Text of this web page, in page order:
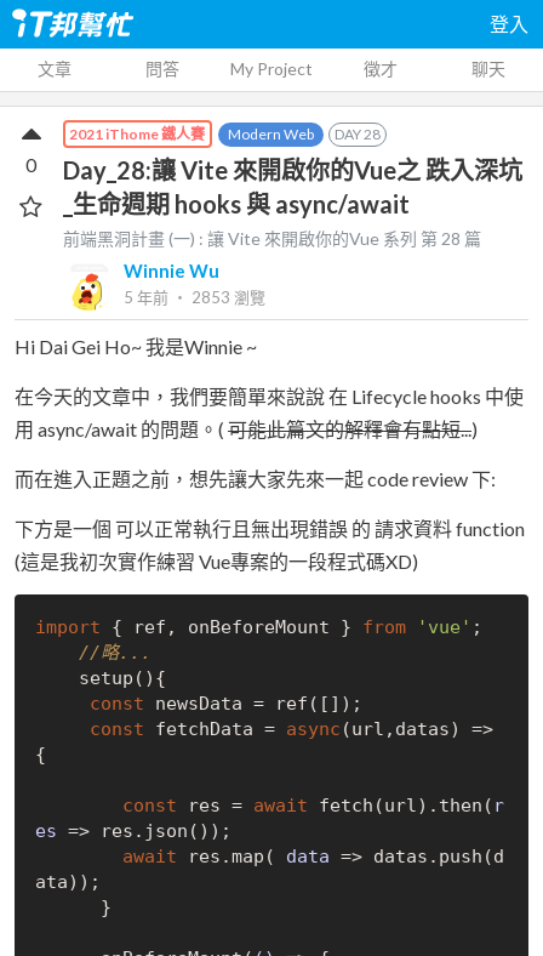
登入
文章 問答 My Project 徵才 聊天
2021 iThome 鐵人賽 Modern Web DAY28
Day_28:讓 Vite 來開啟你的Vue之 跌入深坑
_生命週期 hooks 與 async/await
前端黑洞計畫 (一) : 讓 Vite 來開啟你的Vue 系列 第28 篇
Winnie Wu
5 年前 ‧ 2853 瀏覽
0
Hi Dai Gei Ho~ 我是Winnie ~
在今天的文章中，我們要簡單來說說 在 Lifecycle hooks 中使
用 async/await 的問題。( 可能此篇文的解釋會有點短...)
而在進入正題之前，想先讓大家先來一起 code review 下:
下方是一個 可以正常執行且無出現錯誤 的 請求資料 function
(這是我初次實作練習 Vue專案的一段程式碼XD)
import { ref, onBeforeMount } from 'vue' ;
//略...
const newsData = ref([]);
const fetchData = async (url,datas) =>
{
const res = await fetch(url).then( r
es => res.json());
await res.map( data => datas.push(d
ata));